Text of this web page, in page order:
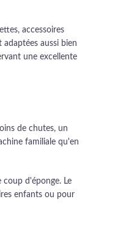
accessoires
aussi bien
une excellente
de chutes, un
familiale qu'en
d'éponge. Le
enfants ou pour